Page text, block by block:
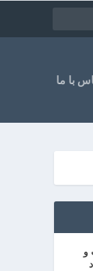
با ما
و